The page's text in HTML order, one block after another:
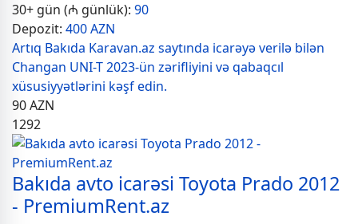
30+ gün (₼ günlük): 90
Depozit: 400 AZN
Artıq Bakıda Karavan.az saytında icarəyə verilə bilən
Changan UNI-T 2023-ün zərifliyini və qabaqcıl
xüsusiyyətlərini kəşf edin.
90AZN
1292
Bakıda avto icarəsi Toyota Prado 2012
- PremiumRent.az